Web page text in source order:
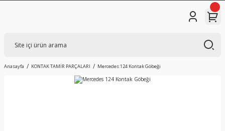
Anasayfa KONTAK TAMİR PARÇALARI Mercedes 124 Kontak Göbeği